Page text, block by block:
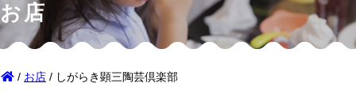
お店
/ お店 / しがらき顕三陶芸倶楽部